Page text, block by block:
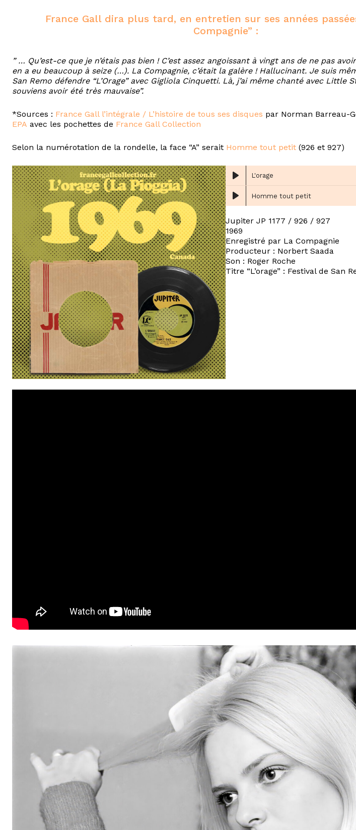
France Gall dira plus tard, en entretien sur ses années
Compagnie” :
” … Qu’est-ce que je n’étais pas bien ! C’est assez angoissant à vingt ans de ne pas
en a eu beaucoup à seize (…). La Compagnie, c’était la galère ! Hallucinant. Je suis
San Remo défendre “L’Orage” avec Gigliola Cinquetti. Là, j’ai même chanté avec Little
souviens avoir été très mauvaise”.
*Sources : France Gall l’intégrale / L’histoire de tous ses disques par Norman Barreau-
EPA avec les pochettes de France Gall Collection
Selon la numérotation de la rondelle, la face “A” serait Homme tout petit (926 et 927)
L'orage
Homme tout petit
Jupiter JP 1177 / 926 / 927
1969
Enregistré par La Compagnie
Producteur : Norbert Saada
Son : Roger Roche
Titre “L’orage” : Festival de San